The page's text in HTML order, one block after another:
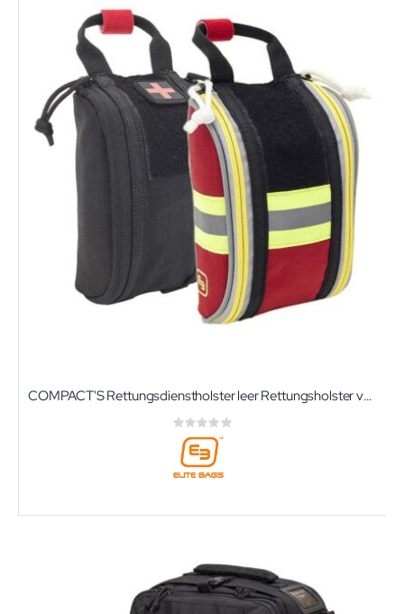
COMPACT'S Rettungsdienstholster leer Rettungsholster von Elite-Bags für den Gürtel
Rating:
0%